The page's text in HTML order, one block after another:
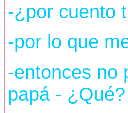
-¿por cuento
-por lo que
-entonces no
papá - ¿Qué?